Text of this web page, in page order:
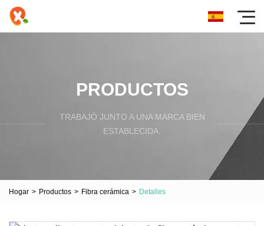
PRODUCTOS
TRABAJÓ JUNTO A UNA MARCA BIEN
ESTABLECIDA.
Hogar > Productos > Fibra cerámica > Detalles